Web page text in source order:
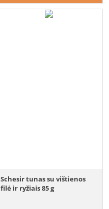
Schesir tunas su vištienos
filė ir ryžiais 85 g